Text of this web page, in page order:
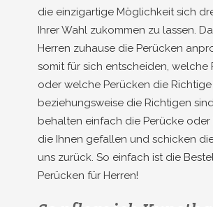
die einzigartige Möglichkeit sich
Ihrer Wahl zukommen zu lassen.
Herren zuhause die Perücken
somit für sich entscheiden, welche
oder welche Perücken die Richtige
beziehungsweise die Richtigen
behalten einfach die Perücke oder
die Ihnen gefallen und schicken
uns zurück. So einfach ist die
Perücken für Herren!